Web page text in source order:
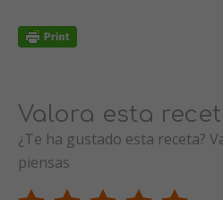
Valora esta
¿Te ha gustado esta receta?
piensas